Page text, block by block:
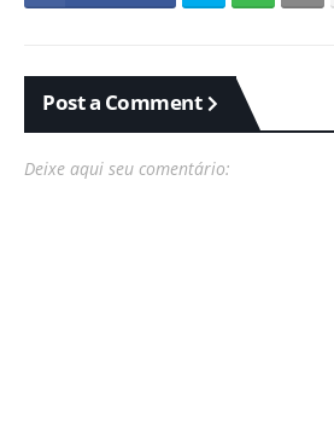
Post a Comment
Deixe aqui seu comentário: